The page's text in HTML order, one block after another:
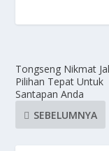
Tongseng Nikmat
Pilihan Tepat Untuk
Santapan Anda
SEBELUMNYA